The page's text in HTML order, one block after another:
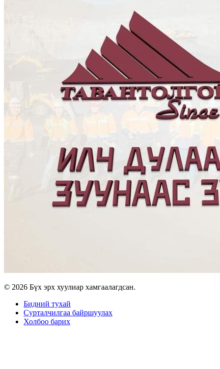
© 2026 Бүх эрх хуулиар хамгаалагдсан.
Бидний тухай
Сурталчилгаа байршуулах
Холбоо барих